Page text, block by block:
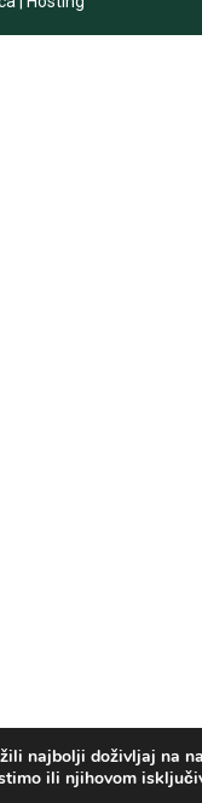
najbolji doživljaj na
ili njihovom